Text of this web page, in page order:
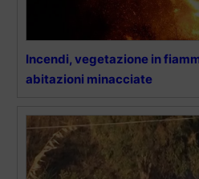
Incendi, vegetazione in
abitazioni minacciate